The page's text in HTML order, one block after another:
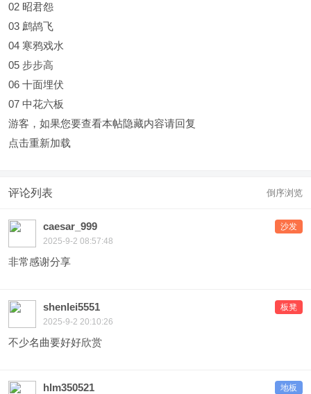
02 昭君怨
03 鹧鸪飞
04 寒鸦戏水
05 步步高
06 十面埋伏
07 中花六板
游客，如果您要查看本帖隐藏内容请回复
点击重新加载
评论列表 倒序浏览
沙发
caesar_999
2025-9-2 08:57:48
非常感谢分享
板凳
shenlei5551
2025-9-2 20:10:26
不少名曲要好好欣赏
地板
hlm350521